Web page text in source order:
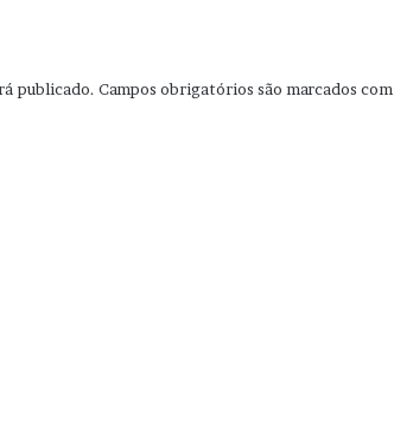
publicado. Campos obrigatórios são marcados com